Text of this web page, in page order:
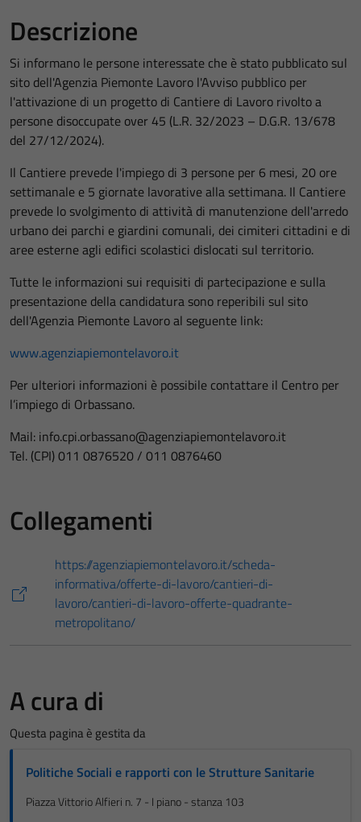
Descrizione
Si informano le persone interessate che è stato pubblicato sul
sito dell'Agenzia Piemonte Lavoro l'Avviso pubblico per
l'attivazione di un progetto di Cantiere di Lavoro rivolto a
persone disoccupate over 45 (L.R. 32/2023 – D.G.R. 13/678
del 27/12/2024).
Il Cantiere prevede l'impiego di 3 persone per 6 mesi, 20 ore
settimanale e 5 giornate lavorative alla settimana. Il Cantiere
prevede lo svolgimento di attività di manutenzione dell'arredo
urbano dei parchi e giardini comunali, dei cimiteri cittadini e di
aree esterne agli edifici scolastici dislocati sul territorio.
Tutte le informazioni sui requisiti di partecipazione e sulla
presentazione della candidatura sono reperibili sul sito
dell'Agenzia Piemonte Lavoro al seguente link:
www.agenziapiemontelavoro.it
Per ulteriori informazioni è possibile contattare il Centro per
l’impiego di Orbassano.
Mail: info.cpi.orbassano@agenziapiemontelavoro.it
Tel. (CPI) 011 0876520 / 011 0876460
Collegamenti
https://agenziapiemontelavoro.it/scheda-
informativa/offerte-di-lavoro/cantieri-di-
lavoro/cantieri-di-lavoro-offerte-quadrante-
metropolitano/
A cura di
Questa pagina è gestita da
Politiche Sociali e rapporti con le Strutture Sanitarie
Piazza Vittorio Alfieri n. 7 - I piano - stanza 103